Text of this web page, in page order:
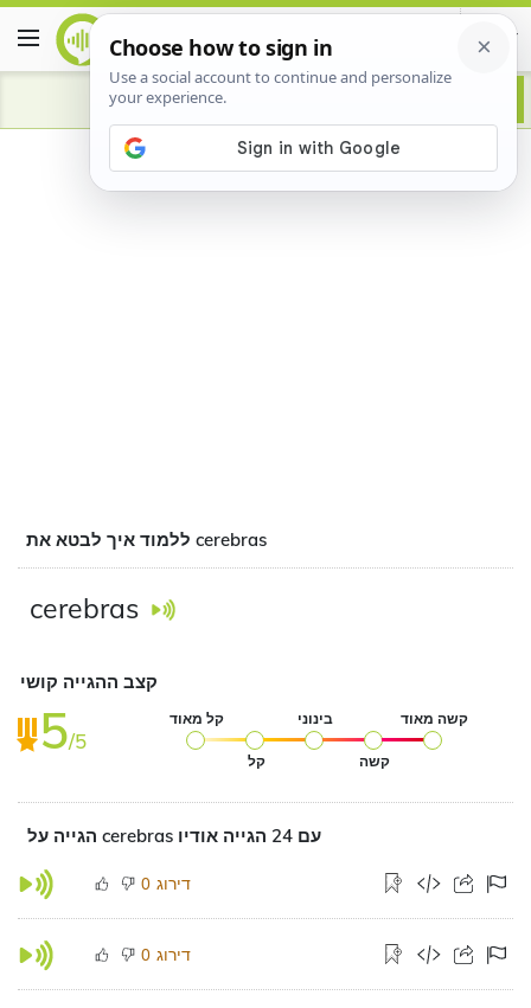
Advertisement
ללמוד איך לבטא את cerebras
cerebras
קצב ההגייה קושי
5/5
קל מאוד
קל
בינוני
קשה
קשה מאוד
הגייה על cerebras עם 24 הגייה אודיו
0 דירוג
0 דירוג